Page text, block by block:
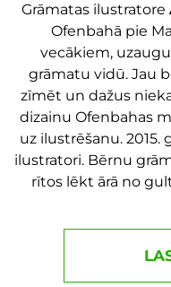
Grāmatas ilustratore
Ofenbahā pie
vecākiem,
grāmatu vidū. Jau
zīmēt un dažus
dizainu Ofenbahas
uz ilustrēšanu.
ilustratori. Bērnu
rītos lēkt ārā no